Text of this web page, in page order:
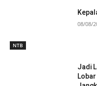
NTB
08/08/
Jadi